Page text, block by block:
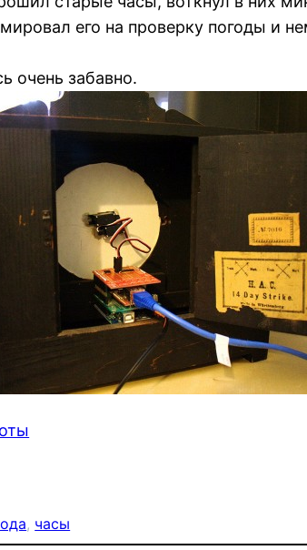
его на проверку погоды и
очень забавно.
, часы